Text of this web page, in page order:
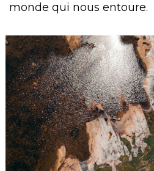
monde qui nous entoure.